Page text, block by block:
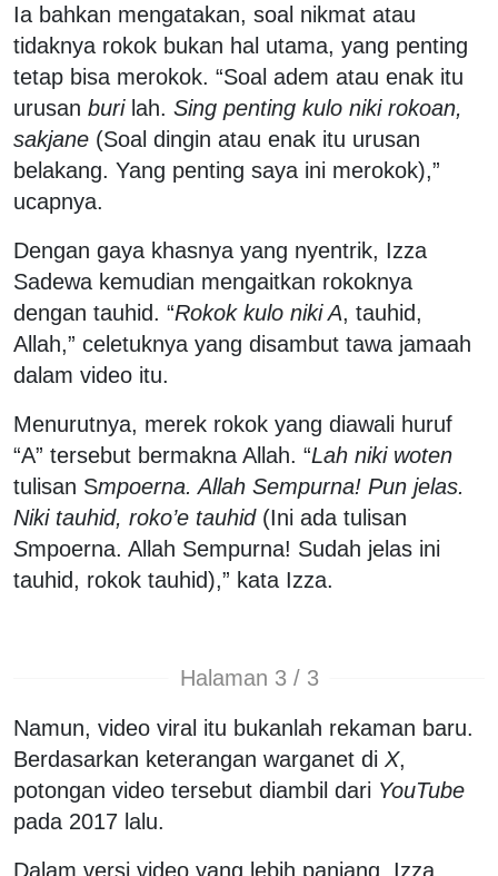
Ia bahkan mengatakan, soal nikmat atau
tidaknya rokok bukan hal utama, yang penting
tetap bisa merokok. “Soal adem atau enak itu
urusan burilah. Sing penting kulo niki rokoan,
sakjane (Soal dingin atau enak itu urusan
belakang. Yang penting saya ini merokok),”
ucapnya.
Dengan gaya khasnya yang nyentrik, Izza
Sadewa kemudian mengaitkan rokoknya
dengan tauhid. “Rokok kulo niki A, tauhid,
Allah,” celetuknya yang disambut tawa jamaah
dalam video itu.
Menurutnya, merek rokok yang diawali huruf
“A” tersebut bermakna Allah. “Lah niki woten
tulisan Smpoerna. Allah Sempurna! Pun jelas.
Niki tauhid, roko’e tauhid (Ini ada tulisan
Smpoerna. Allah Sempurna! Sudah jelas ini
tauhid, rokok tauhid),” kata Izza.
Halaman 3 / 3
Namun, video viral itu bukanlah rekaman baru.
Berdasarkan keterangan warganet di X,
potongan video tersebut diambil dari YouTube
pada 2017 lalu.
Dalam versi video yang lebih panjang, Izza